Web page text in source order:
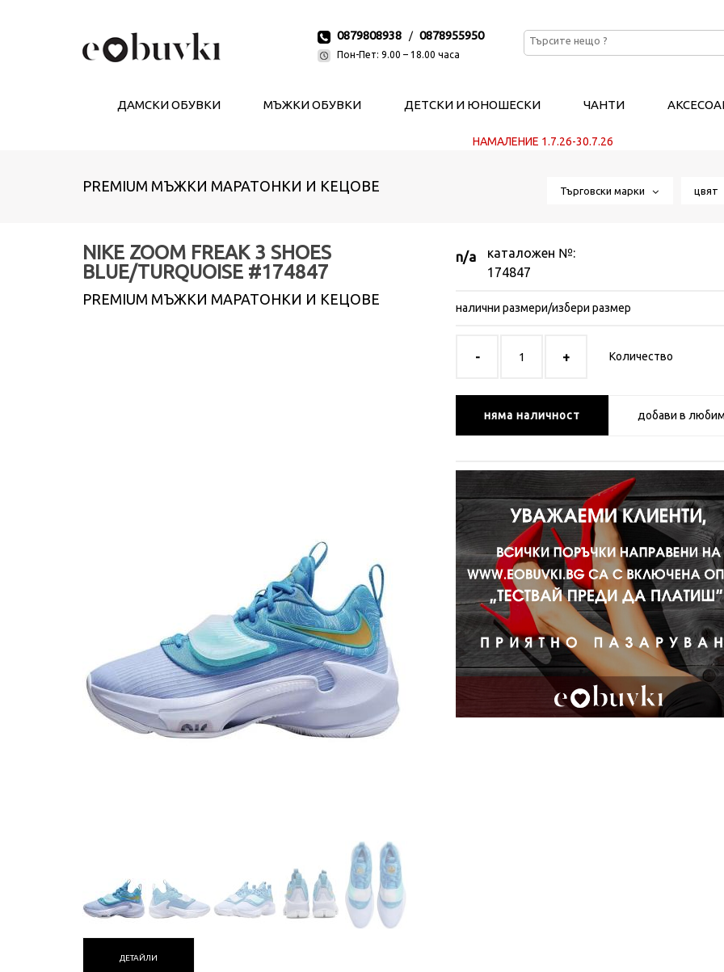
0879808938 / 0878955950
Пон-Пет: 9.00 – 18.00 часа
ДАМСКИ ОБУВКИ МЪЖКИ ОБУВКИ ДЕТСКИ И ЮНОШЕСКИ ЧАНТИ
НАМАЛЕНИЕ 1.7.26-30.7.26
PREMIUM МЪЖКИ МАРАТОНКИ И КЕЦОВЕ Търговски марки цвят
NIKE ZOOM FREAK 3 SHOES
BLUE/TURQUOISE #174847
PREMIUM МЪЖКИ МАРАТОНКИ И КЕЦОВЕ
n/a
каталожен №:
174847
налични размери/избери размер
Количество
няма наличност добави в
ДЕТАЙЛИ